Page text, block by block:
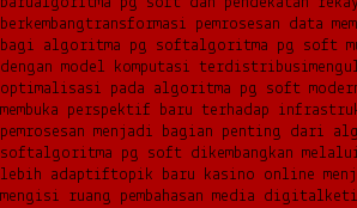
berkembangtransformasi pemrosesan data
bagi algoritma pg softalgoritma pg soft
dengan model komputasi terdistribusi
optimalisasi pada algoritma pg soft
membuka perspektif baru terhadap
pemrosesan menjadi bagian penting dari
softalgoritma pg soft dikembangkan
lebih adaptiftopik baru kasino online
mengisi ruang pembahasan media digital